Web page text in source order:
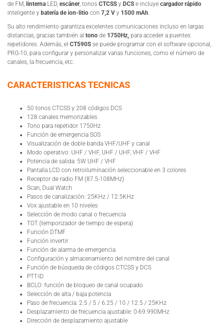
de FM, linterna LED, escáner, tonos CTCSS y DCS e incluye cargador rápido
inteligente y batería de ion-litio con 7,2 V y 1500 mAh.
Su alto rendimiento garantiza excelentes comunicaciones incluso en largas
distancias, gracias también al tono de 1750Hz, para acceder a puentes
repetidores. Además, el CT590S se puede programar con el software opcional,
PRG-10, para configurar y personalizar varias funciones, como el número de
canales, la frecuencia, etc.
CARACTERISTICAS TECNICAS
50 tonos CTCSS y 208 códigos DCS
128 canales memorizables
Tono para repetidor 1750Hz
Función de emergencia SOS
Visualización de doble banda VHF/UHF y canal
Modo operativo: UHF / VHF, UHF / UHF, VHF / VHF
Potencia de salida: 5W UHF / VHF
Pantalla LCD con retroiluminación seleccionable en 3 colores
Receptor de radio FM (87.5-108MHz)
Scan, Dual Watch
Pasos de canalización: 25KHz / 12.5KHz
Vox ajustable en 10 niveles
Selección de modo canal o frecuencia
TOT (temporizador de tiempo de espera)
Función DTMF
Función invertir
Función de alarma de emergencia
Configuración y almacenamiento del nombre del canal
Función de búsqueda de códigos CTCSS y DCS
PTT-ID
BCLO: función de bloqueo de canal ocupado
Selección de alta / baja potencia
Paso de frecuencia: 2.5 / 5 / 6.25 / 10 / 12.5 / 25KHz
Desplazamiento de frecuencia ajustable: 0-69.990MHz
Dirección de desplazamiento ajustable